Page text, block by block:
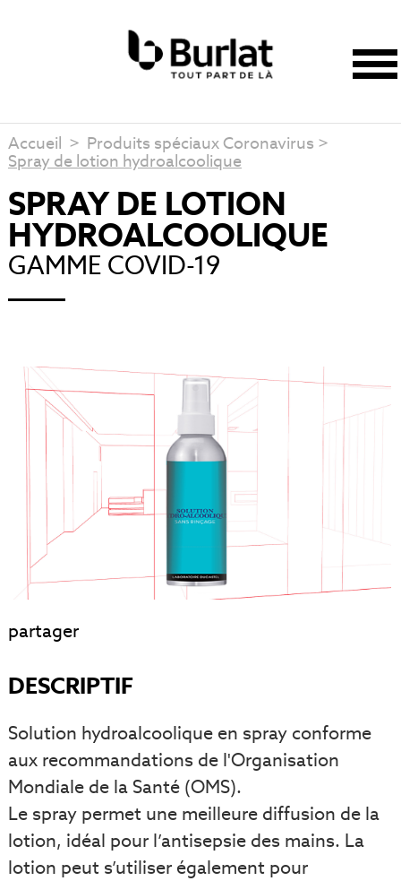
Accueil > Produits spéciaux Coronavirus >
Spray de lotion hydroalcoolique
SPRAY DE LOTION
HYDROALCOOLIQUE
GAMME COVID-19
partager
DESCRIPTIF
Solution hydroalcoolique en spray conforme
aux recommandations de l'Organisation
Mondiale de la Santé (OMS).
Le spray permet une meilleure diffusion de la
lotion, idéal pour l’antisepsie des mains. La
lotion peut s’utiliser également pour